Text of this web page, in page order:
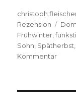
Autor
Rezension
Frühwinter,
Sohn, Spätherbst,
Kommentarzu